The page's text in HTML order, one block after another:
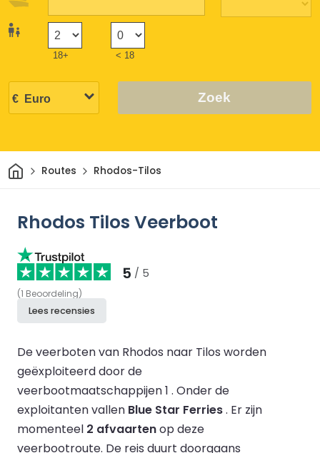
18+ < 18
Zoek
ThuisRoutes Rhodos-Tilos
Rhodos Tilos Veerboot
5 / 5
(1 Beoordeling)
Lees recensies
De veerboten van Rhodos naar Tilos worden
geëxploiteerd door de
veerbootmaatschappijen 1 . Onder de
exploitanten vallen Blue Star Ferries. Er zijn
momenteel 2 afvaartenop deze
veerbootroute. De reis duurt doorgaans